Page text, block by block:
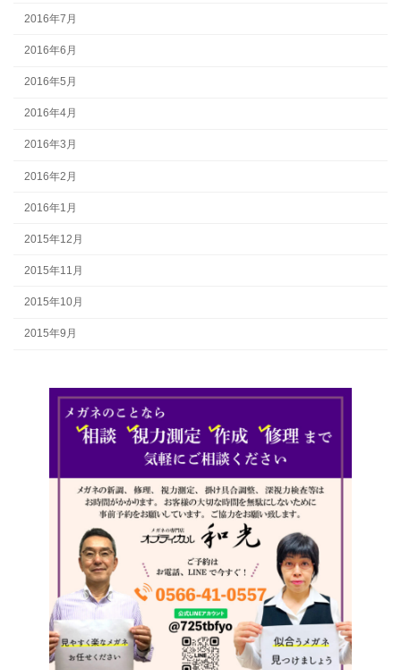
2016年7月
2016年6月
2016年5月
2016年4月
2016年3月
2016年2月
2016年1月
2015年12月
2015年11月
2015年10月
2015年9月